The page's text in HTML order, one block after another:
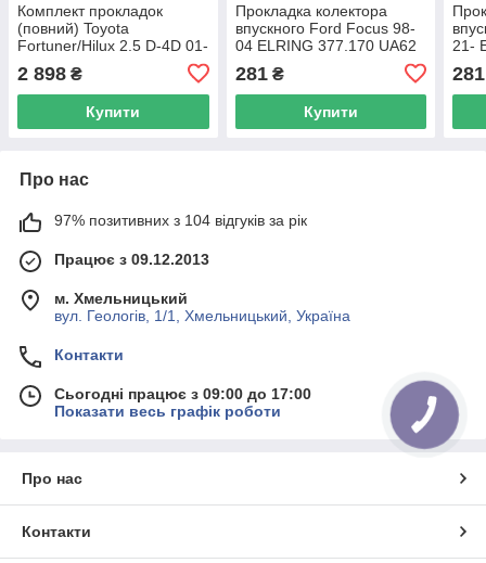
Комплект прокладок
(повний) Toyota
Fortuner/Hilux 2.5 D-4D 01-
15 ELRING 729.270 UA62
2 898 ₴
Купити
Прокладка колектора
впускного Ford Focus 98-
04 ELRING 377.170 UA62
281₴
Купити
21-
281
Про нас
97% позитивних з 104 відгуків за рік
Працює з 09.12.2013
м. Хмельницький
вул. Геологів, 1/1, Хмельницький, Україна
Контакти
Сьогодні працює з 09:00 до 17:00
Показати весь графік роботи
Про нас
Контакти